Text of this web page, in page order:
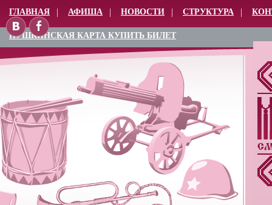
ГЛАВНАЯ АФИША НОВОСТИ СТРУКТУРА
ПУШКИНСКАЯ КАРТА КУПИТЬ БИЛЕТ